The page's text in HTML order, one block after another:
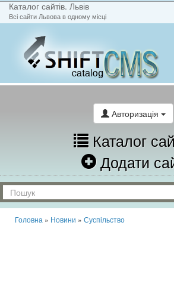
Каталог сайтів. Львів
Всі сайти Львова в одному місці
Авторизація
Каталог
Додати
Головна » Новини » Суспільство